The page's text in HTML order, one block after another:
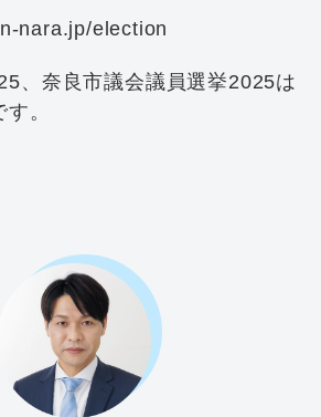
nara.jp/election
、奈良市議会議員選挙2025は
。